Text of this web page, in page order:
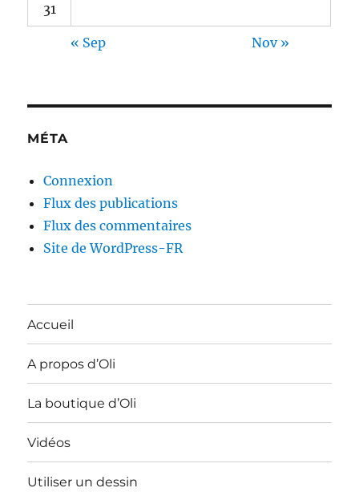
31
« Sep Nov »
MÉTA
Connexion
Flux des publications
Flux des commentaires
Site de WordPress-FR
Accueil
A propos d’Oli
La boutique d’Oli
Vidéos
Utiliser un dessin